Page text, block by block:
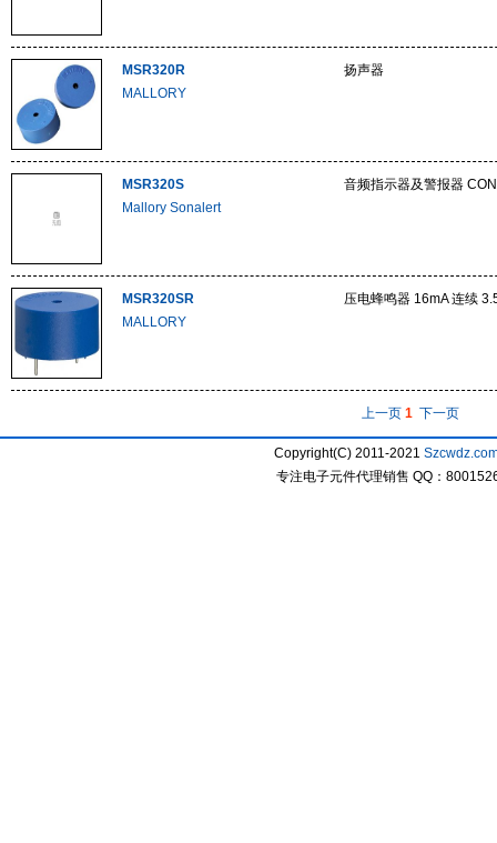
MSR320R
MALLORY
扬声器
MSR320S
Mallory Sonalert
音频指示器及警报器
MSR320SR
MALLORY
压电蜂鸣器 16mA 连续
上一页 1 下一页
Copyright(C) 2011-2021
专注电子元件代理销售 QQ：